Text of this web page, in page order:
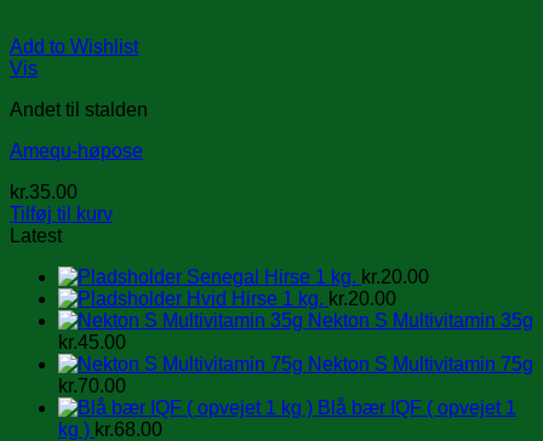
Add to Wishlist
Vis
Andet til stalden
Amequ-høpose
kr.35.00
Tilføj til kurv
Latest
Senegal Hirse 1 kg. kr.20.00
Hvid Hirse 1 kg. kr.20.00
Nekton S Multivitamin 35g
kr.45.00
Nekton S Multivitamin 75g
kr.70.00
Blå bær IQF ( opvejet 1
kg ) kr.68.00